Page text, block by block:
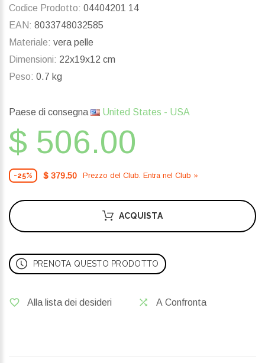
Codice Prodotto: 04404201 14
EAN: 8033748032585
Materiale: vera pelle
Dimensioni: 22x19x12 cm
Peso: 0.7 kg
Paese di consegna United States - USA
$ 506.00
-25% $ 379.50 Prezzo del Сlub. Entra nel Сlub »
ACQUISTA
PRENOTA QUESTO PRODOTTO
Alla lista dei desideri A Confronta